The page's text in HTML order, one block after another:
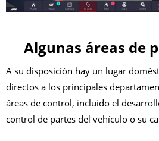
Algunas áreas de
A su disposición hay un lugar
directos a los principales
áreas de control, incluido el
control de partes del vehículo o su